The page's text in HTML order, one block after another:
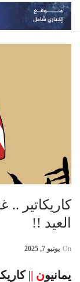
كاريكاتير ..
العيد !!
On يونيو 7, 2025
يمانيون ||